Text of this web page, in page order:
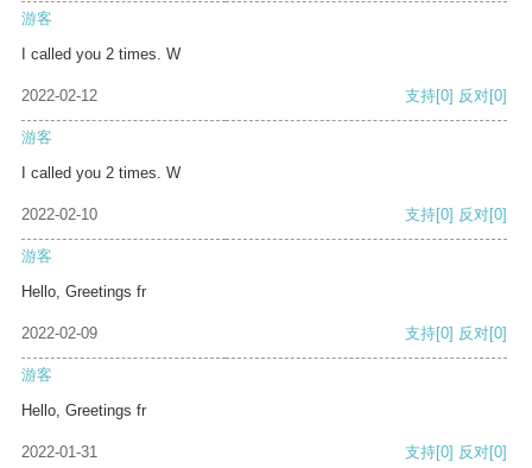
游客
I called you 2 times. W
2022-02-12 支持[0] 反对[0]
游客
I called you 2 times. W
2022-02-10 支持[0] 反对[0]
游客
Hello, Greetings fr
2022-02-09 支持[0] 反对[0]
游客
Hello, Greetings fr
2022-01-31 支持[0] 反对[0]